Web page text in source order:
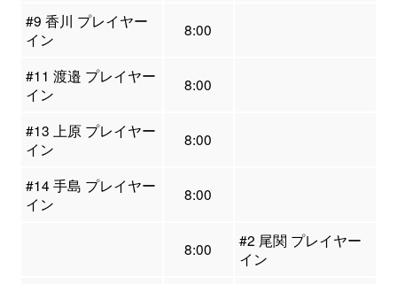
#9 香川 プレイヤー
イン
8:00
#11 渡邉 プレイヤー
イン
8:00
#13 上原 プレイヤー
イン
8:00
#14 手島 プレイヤー
イン
8:00
8:00
#2 尾関 プレイヤー
イン